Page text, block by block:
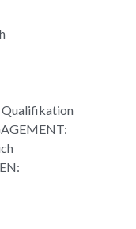
Qualifikation